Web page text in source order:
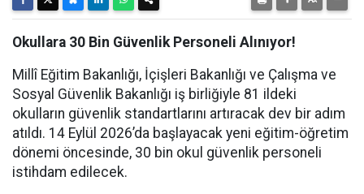
Okullara 30 Bin Güvenlik Personeli Alınıyor!
Millî Eğitim Bakanlığı, İçişleri Bakanlığı ve Çalışma ve
Sosyal Güvenlik Bakanlığı iş birliğiyle 81 ildeki
okulların güvenlik standartlarını artıracak dev bir adım
atıldı. 14 Eylül 2026’da başlayacak yeni eğitim-öğretim
dönemi öncesinde, 30 bin okul güvenlik personeli
istihdam edilecek.